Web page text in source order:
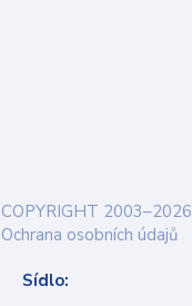
COPYRIGHT 2003–2026
Ochrana osobních údajů
Sídlo: